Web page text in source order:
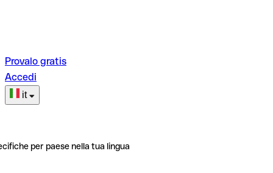
Provalo gratis
Accedi
it
per paese nella tua lingua